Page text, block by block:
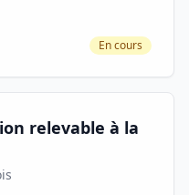
En cours
relevable à la